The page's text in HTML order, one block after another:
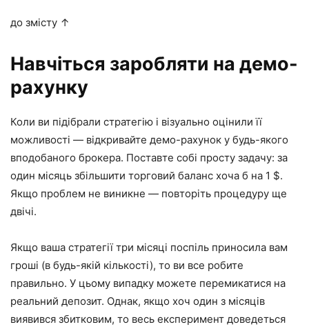
до змісту ↑
Навчіться заробляти на демо-
рахунку
Коли ви підібрали стратегію і візуально оцінили її
можливості — відкривайте демо-рахунок у будь-якого
вподобаного брокера. Поставте собі просту задачу: за
один місяць збільшити торговий баланс хоча б на 1 $.
Якщо проблем не виникне — повторіть процедуру ще
двічі.
Якщо ваша стратегії три місяці поспіль приносила вам
гроші (в будь-якій кількості), то ви все робите
правильно. У цьому випадку можете перемикатися на
реальний депозит. Однак, якщо хоч один з місяців
виявився збитковим, то весь експеримент доведеться